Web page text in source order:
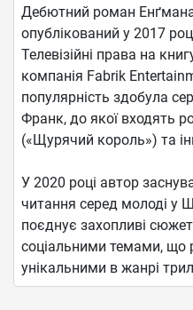
Дебютний роман
опублікований у 2017
Телевізійні права на
компанія Fabrik
популярність здобула
Франк, до якої входять
(«Щурячий король») та
У 2020 році автор
читання серед молоді у
поєднує захопливі
соціальними темами, що
унікальними в жанрі